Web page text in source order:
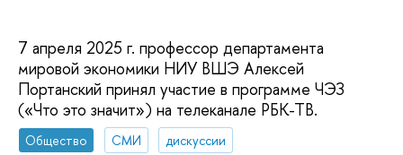
7 апреля 2025 г. профессор департамента
мировой экономики НИУ ВШЭ Алексей
Портанский принял участие в программе ЧЭЗ
(«Что это значит») на телеканале РБК-ТВ.
Общество СМИ
дискуссии